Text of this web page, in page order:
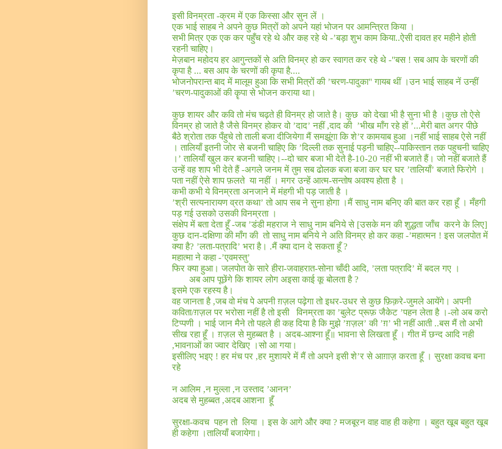
इसी विनम्रता -क्रम में एक किस्सा और सुन लें ।
एक भाई साहब ने अपने कुछ मित्रों को अपने यहां भोजन पर आमन्त्रित किया ।
सभी मित्र एक एक कर पहुँच रहे थे और कह रहे थे -’बड़ा शुभ काम किया..ऐसी दावत हर महीने होती
रहनी चाहिए।
मेज़बान महोदय हर आगुन्तकों से अति विनम्र हो कर स्वागत कर रहे थे -"बस !सब आप के चरणों की
कृपा है ...बस आप के चरणों की कृपा है....
भोजनोपरान्त बाद में मालूम हुआ कि सभी मित्रों की ’चरण-पादुका"गायब थीं ।उन भाई साहब नें उन्हीं
’चरण-पादुकाओं की कॄपा से भोजन कराया था।
कुछ शायर और कवि तो मंच चढ़ते ही विनम्र हो जाते है। कुछ को देखा भी है सुना भी है ।कुछ तो ऐसे
विनम्र हो जाते है जैसे विनम्र होकर वो ’दाद’ नहीं,दाद की ’भीख माँग रहे हों ’...मेरी बात अगर पीछे
बैठे श्रोता तक पँहुचे तो ताली बजा दीजियेगा मैं समझूंगा कि शे’र कामयाब हुआ ।नहीं भाई साहब ऐसे नहीं
। तालियाँ इतनी जोर से बजनी चाहिए कि ’दिल्ली तक सुनाई पड़नी चाहिए--पाकिस्तान तक पहुचनी चाहिए
।’ तालियाँ खुल कर बजनी चाहिए।--दो चार बजा भी देते है-10-20नहीं भी बजाते हैं। जो नहीं बजाते हैं
उन्हें वह शाप भी देते हैं -अगले जनम में तुम सब ढोलक बजा बजा कर घर घर ’तालियाँ’ बजाते फिरोगे ।
पता नहीं ऐसे शाप फ़लते या नहीं । मगर उन्हें आत्म-सन्तोष अवश्य होता है ।
कभी कभी ये विनम्रता अनजाने में मंहगी भी पड़ जाती है ।
’श्री सत्यनारायण व्रत कथा’ तो आप सब ने सुना होगा ।मैं साधु नाम बनिए की बात कर रहा हूँ । मँहगी
पड़ गई उसको उसकी विनम्रता ।
संक्षेप में बता देता हूँ-जब ’डंडी महराज ने साधु नाम बनिये से [उसके मन की शुद्धता जाँच करने के लिए]
कुछ दान-दक्षिणा की माँग की तो साधु नाम बनिये ने अति विनम्र हो कर कहा-’महात्मन !इस जलपोत में
क्या है? ’लता-पत्रादि’ भरा है। .मैं क्या दान दे सकता हूँ?
महात्मा ने कहा-’एवमस्तु’
फिर क्या हुआ। जलपोत के सारे हीरा-जवाहरात-सोना चाँदी आदि, ’लता पत्रादि’ में बदल गए ।
अब आप पूछेंगे कि शायर लोग अइसा काई कू बोलता है?
इसमे एक रहस्य है।
वह जानता है,जब वो मंच पे अपनी ग़ज़ल पढ़ेगा तो इधर-उधर से कुछ फ़िक़रे-जुमले आयेंगे। अपनी
कविता/ग़ज़ल पर भरोसा नहीं है तो इसी
विनम्रता का ’बुलेट प्रूफ़ जैकेट ’पहन लेता है ।-लो अब करो
टिप्पणी । भाई जान मैने तो पहले ही कह दिया है कि मुझे ’ग़ज़ल’ की ’ग़’ भी नहीं आती ..बस मैं तो अभी
सीख रहा हूँ । ग़ज़ल से मुहब्बत है । अदब-आश्ना हूँ॥ भावना से लिखता हूँ । गीत में छन्द आदि नही
,भावनाओं का ज्वार देखिए ।सो आ गया।
इसीलिए भइए ! हर मंच पर ,हर मुशायरे में मैं तो अपने इसी शे’र से आग़ाज़ करता हूँ । सुरक्षा कवच बना
रहे
न आलिम ,न मुल्ला,न उस्ताद ’आनन’
अदब से मुहब्बत,अदब आशना हूँ
सुरक्षा-कवच पहन तो लिया । इस के आगे और क्या?मजबूरन वाह वाह ही कहेगा । बहुत खूब बहुत खूब
ही कहेगा ।तालियाँ बजायेगा।